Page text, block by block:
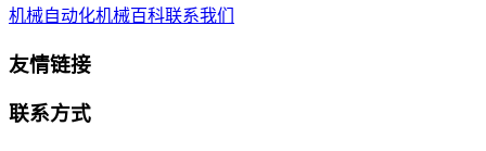
机械自动化机械百科联系我们
友情链接
联系方式